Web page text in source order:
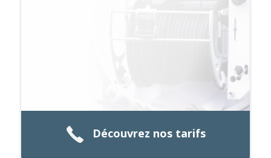
Découvrez nos tarifs